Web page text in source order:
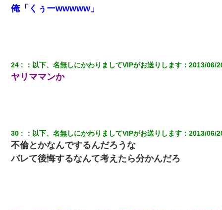
俺「くぅーwwwww」
24 ： 以下、名無しにかわりましてVIPがお送りします ：2013/06/
ヤリママンか
30 ： 以下、名無しにかわりましてVIPがお送りします ：2013/06/
不倫とかなんでするんだろうな
バレて後悔するなんて考えたら分かんだろ